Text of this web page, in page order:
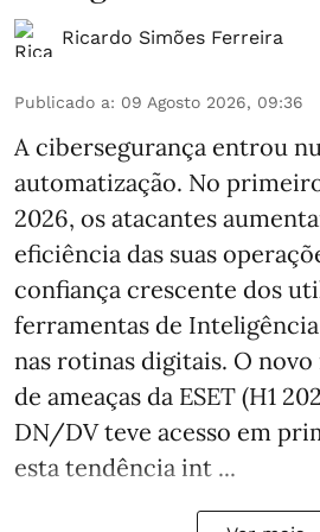
Ricardo Simões Ferreira
Publicado a: 09 Agosto 2026, 09:36
A cibersegurança entrou
automatização. No
2026, os atacantes
eficiência das suas
confiança crescente dos
ferramentas de
nas rotinas digitais. O
de ameaças da ESET (H1
DN/DV teve acesso em
esta tendência int ...